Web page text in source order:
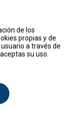
de los
propias y de
a través de
su uso.